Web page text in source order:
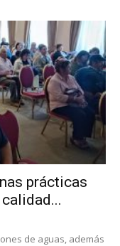
prácticas
de aguas, además